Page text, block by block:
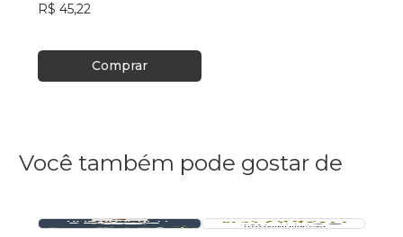
R$ 45,22
Comprar
Você também pode gostar de